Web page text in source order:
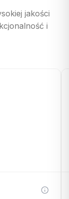
jakości
i